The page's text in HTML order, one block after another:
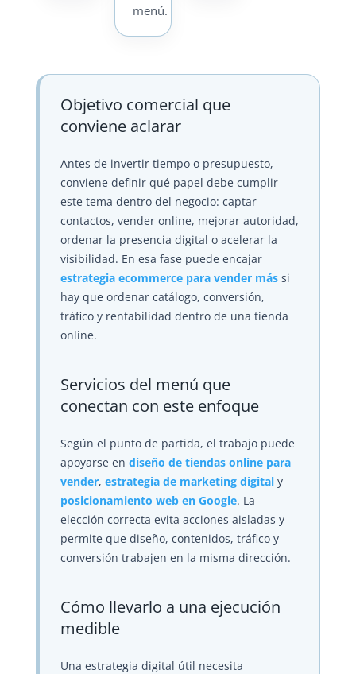
menú.
Objetivo comercial que
conviene aclarar
Antes de invertir tiempo o presupuesto,
conviene definir qué papel debe cumplir
este tema dentro del negocio: captar
contactos, vender online, mejorar autoridad,
ordenar la presencia digital o acelerar la
visibilidad. En esa fase puede encajar
estrategia ecommerce para vender mássi
hay que ordenar catálogo, conversión,
tráfico y rentabilidad dentro de una tienda
online.
Servicios del menú que
conectan con este enfoque
Según el punto de partida, el trabajo puede
apoyarse en diseño de tiendas online para
vender, estrategia de marketing digitaly
posicionamiento web en Google. La
elección correcta evita acciones aisladas y
permite que diseño, contenidos, tráfico y
conversión trabajen en la misma dirección.
Cómo llevarlo a una ejecución
medible
Una estrategia digital útil necesita